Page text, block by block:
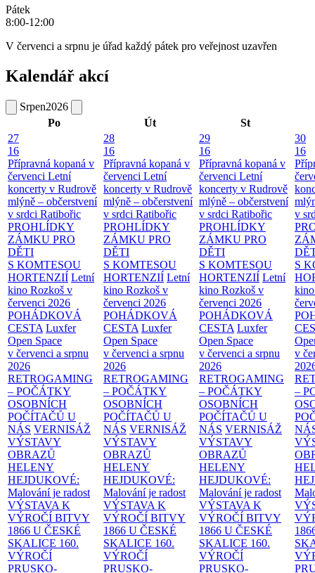
Pátek
8:00-12:00
V červenci a srpnu je úřad každý pátek pro veřejnost uzavřen
Kalendář akcí
Srpen2026
Po
Út
St
27
16
Přípravná kopaná v
červenci Letní
koncerty v Rudrově
mlýně – občerstvení
v srdci Ratibořic
PROHLÍDKY
ZÁMKU PRO
DĚTI
S KOMTESOU
HORTENZIÍ Letní
kino Rozkoš v
červenci 2026
POHÁDKOVÁ
CESTA Luxfer
Open Space
v červenci a srpnu
2026
RETROGAMING
– POČÁTKY
OSOBNÍCH
POČÍTAČŮ U
NÁS VERNISÁŽ
VÝSTAVY
OBRAZŮ
HELENY
HEJDUKOVÉ:
Malování je radost
VÝSTAVA K
VÝROČÍ BITVY
1866 U ČESKÉ
SKALICE 160.
VÝROČÍ
PRUSKO-
28
16
Přípravná kopaná v
červenci Letní
koncerty v Rudrově
mlýně – občerstvení
v srdci Ratibořic
PROHLÍDKY
ZÁMKU PRO
DĚTI
S KOMTESOU
HORTENZIÍ Letní
kino Rozkoš v
červenci 2026
POHÁDKOVÁ
CESTA Luxfer
Open Space
v červenci a srpnu
2026
RETROGAMING
– POČÁTKY
OSOBNÍCH
POČÍTAČŮ U
NÁS VERNISÁŽ
VÝSTAVY
OBRAZŮ
HELENY
HEJDUKOVÉ:
Malování je radost
VÝSTAVA K
VÝROČÍ BITVY
1866 U ČESKÉ
SKALICE 160.
VÝROČÍ
PRUSKO-
29
16
Přípravná kopaná v
červenci Letní
koncerty v Rudrově
mlýně – občerstvení
v srdci Ratibořic
PROHLÍDKY
ZÁMKU PRO
DĚTI
S KOMTESOU
HORTENZIÍ Letní
kino Rozkoš v
červenci 2026
POHÁDKOVÁ
CESTA Luxfer
Open Space
v červenci a srpnu
2026
RETROGAMING
– POČÁTKY
OSOBNÍCH
POČÍTAČŮ U
NÁS VERNISÁŽ
VÝSTAVY
OBRAZŮ
HELENY
HEJDUKOVÉ:
Malování je radost
VÝSTAVA K
VÝROČÍ BITVY
1866 U ČESKÉ
SKALICE 160.
VÝROČÍ
PRUSKO-
30
16
v
S
v
–